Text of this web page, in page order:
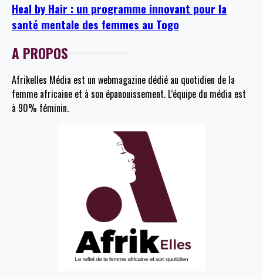
Heal by Hair : un programme innovant pour la
santé mentale des femmes au Togo
A PROPOS
Afrikelles Média est un webmagazine dédié au quotidien de la
femme africaine et à son épanouissement. L’équipe du média est
à 90% féminin.